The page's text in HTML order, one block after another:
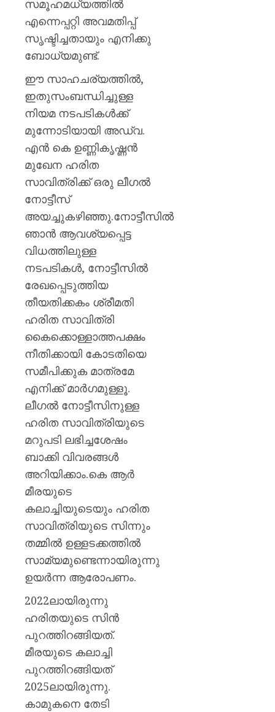
സമൂഹമധ്യത്തില്‍
എന്നെപ്പറ്റി അവമതിപ്പ്
സൃഷ്ടിച്ചതായും എനിക്കു
ബോധ്യമുണ്ട്.
ഈ സാഹചര്യത്തില്‍,
ഇതുസംബന്ധിച്ചുള്ള
നിയമ നടപടികള്‍ക്ക്
മുന്നോടിയായി അഡ്വ.
എന്‍ കെ ഉണ്ണികൃഷ്ണന്‍
മുഖേന ഹരിത
സാവിത്രിക്ക് ഒരു ലീഗല്‍
നോട്ടീസ്
അയച്ചുകഴിഞ്ഞു.നോട്ടീസില്‍
ഞാന്‍ ആവശ്യപ്പെട്ട
വിധത്തിലുള്ള
നടപടികള്‍, നോട്ടീസില്‍
രേഖപ്പെടുത്തിയ
തീയതിക്കകം ശ്രീമതി
ഹരിത സാവിത്രി
കൈക്കൊള്ളാത്തപക്ഷം
നീതിക്കായി കോടതിയെ
സമീപിക്കുക മാത്രമേ
എനിക്ക് മാര്‍ഗമുള്ളൂ.
ലീഗല്‍ നോട്ടീസിനുള്ള
ഹരിത സാവിത്രിയുടെ
മറുപടി ലഭിച്ചശേഷം
ബാക്കി വിവരങ്ങള്‍
അറിയിക്കാം.കെ ആര്‍
മീരയുടെ
കലാച്ചിയുടെയും ഹരിത
സാവിത്രിയുടെ സിന്നും
തമ്മില്‍ ഉള്ളടക്കത്തില്‍
സാമ്യമുണ്ടെന്നായിരുന്നു
ഉയര്‍ന്ന ആരോപണം.
2022ലായിരുന്നു
ഹരിതയുടെ സിന്‍
പുറത്തിറങ്ങിയത്.
മീരയുടെ കലാച്ചി
പുറത്തിറങ്ങിയത്
2025ലായിരുന്നു.
കാമുകനെ തേടി